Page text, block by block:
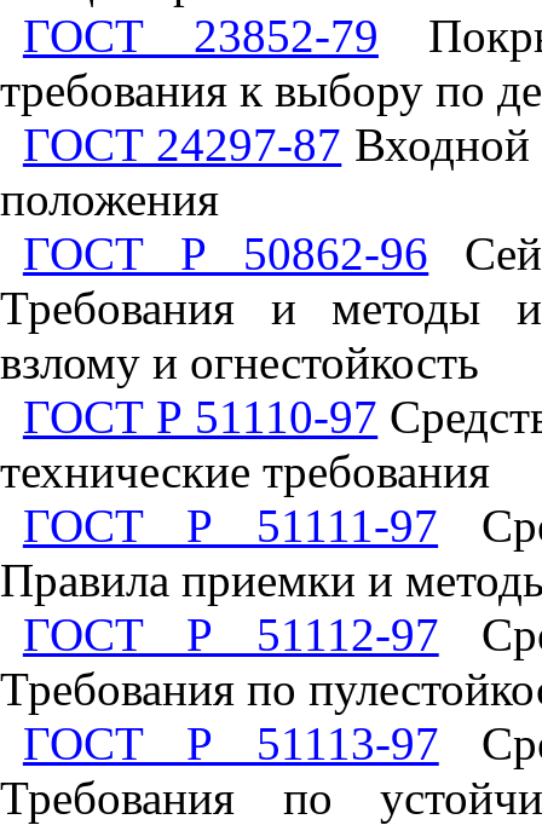
ГОСТ 23852-79
требования к выбору по
ГОСТ 24297-87 Входной
положения
ГОСТ Р 50862-96
Требования и методы
взлому и огнестойкость
ГОСТ Р 51110-97
технические требования
ГОСТ Р 51111-97
Правила приемки и
ГОСТ Р 51112-97
Требования по
ГОСТ Р 51113-97
Требования по